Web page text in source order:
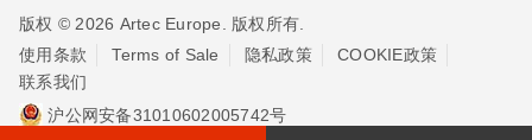
版权 © 2026 Artec Europe. 版权所有.
使用条款
Terms of Sale 隐私政策
COOKIE政策
联系我们
沪公网安备31010602005742号